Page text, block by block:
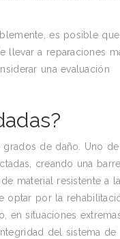
es posible
llevar a reparaciones
una evaluación
grados de daño. Uno
creando una
material resistente a la
optar por la
en situaciones
del sistema de